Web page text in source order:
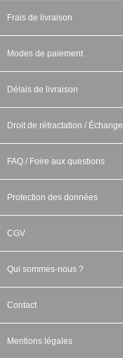
Frais de livraison
Modes de paiement
Délais de livraison
Droit de rétractation / Échange
FAQ / Foire aux questions
Protection des données
CGV
Qui sommes-nous ?
Contact
Mentions légales